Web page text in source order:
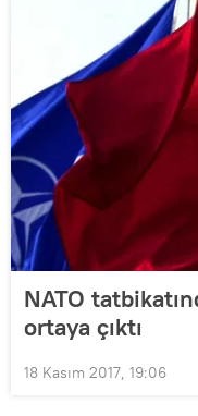
NATO
ortaya çıktı
18 Kasım 2017, 19:06